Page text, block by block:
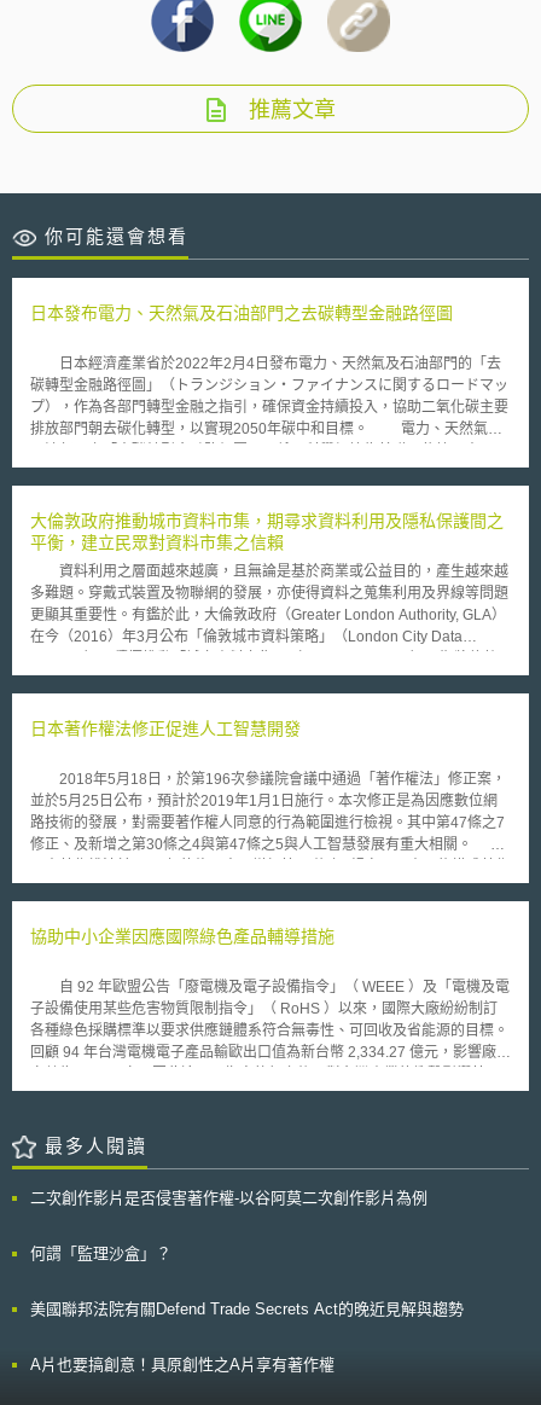
推薦文章
你可能還會想看
日本發布電力、天然氣及石油部門之去碳轉型金融路徑圖
日本經濟產業省於2022年2月4日發布電力、天然氣及石油部門的「去
碳轉型金融路徑圖」（トランジション・ファイナンスに関するロードマッ
プ），作為各部門轉型金融之指引，確保資金持續投入，協助二氧化碳主要
排放部門朝去碳化轉型，以實現2050年碳中和目標。 電力、天然氣及
電力、天然氣、石油部門之現況及相關政策規劃，導入現階段具可行性之技
定時間表，確保技術與各部門未來之發展能有助日本於2050年達成碳中和
目標。一方面於企業欲透過轉型金融取得資金時，指引企業針對其現行氣候
變遷對策進行檢討；另一方面，亦可協助金融機構審視企業於轉型融資時所
提出之轉型策略與措施，以判斷是否符合轉型金融之資格。各部門主要重點
如下： 電力：2020年開始導入轉型燃料（生質能、氫、氨與天然氣之混和
燃燒），並逐步淘汰傳統火力發電；2030年確立去碳燃料（純生質能、
氫、氨火力發電、再生能源等）相關技術，並推動商用化。 石油：2020年
製造技術、二氧化碳捕捉技術，於2030年達成商用化。 天然氣：2020年起
開發，並擴大建置都市天然氣管線、確保液化石油氣配送途徑等。
大倫敦政府推動城市資料市集，期尋求資料利用及隱私保護間之
平衡，建立民眾對資料市集之信賴
資料利用之層面越來越廣，且無論是基於商業或公益目的，產生越來越
多難題。穿戴式裝置及物聯網的發展，亦使得資料之蒐集利用及界線等問題
更顯其重要性。有鑑於此，大倫敦政府（Greater London Authority, GLA）
在今（2016）年3月公布「倫敦城市資料策略」（London City Data
打造成世界首屈一指的智慧城市。 增加大眾對資料市集之信賴並減少
的歐盟資料保護規範（GDPR）外，英國國內有關「開放銀行」（open
上述機制均為促使個人更容易掌握其個資被利用之狀況。 大倫敦政府
亦推動「倫敦資料交易」（London Data Exchange），大眾可利用此一機
制掌握其個資流向。其中有關建置新的數位符號（digital tokens of
proof），使民眾未來可利用此等符號證明符合特定資格，例如在道路受檢
時，毋須拿出駕照說明個人姓名、地址、出生年月日等資料，利用該等符
伴（Data Science Partnership）推動資料科學倫理架構（Framework for
料利用與法律和道德問題間尋求平衡。
日本著作權法修正促進人工智慧開發
2018年5月18日，於第196次參議院會議中通過「著作權法」修正案，
並於5月25日公布，預計於2019年1月1日施行。本次修正是為因應數位網
路技術的發展，對需要著作權人同意的行為範圍進行檢視。其中第47條之7
修正、及新增之第30條之4與第47條之5與人工智慧發展有重大相關。
權侵害之資料分析、機器學習行為(未經原作者同意複製、改作)，只要在必
涵蓋成果物的讓與行為，也就是如果公開販售學習完成的資料集或是人工智
修法中修正相關條文。 本次修正中，增加第30條之4規範於必要限度內
可利用他人著作物的行為，其中在同條第二款中認可第47條之5第1項第2款
之行為，也就是「利用電子計算機的情報解析及提供其結果」，亦可被認為
不違反著作權法，因而補上原本第47條之7的漏洞。 惟須注意的是，所
謂的必要限度還是有嚴格的比例限制，不能無限制使用。由於目前本次修正
協助中小企業因應國際綠色產品輔導措施
自 92 年歐盟公告「廢電機及電子設備指令」（ WEEE ）及「電機及電
子設備使用某些危害物質限制指令」（ RoHS ）以來，國際大廠紛紛制訂
各種綠色採購標準以要求供應鏈體系符合無毒性、可回收及省能源的目標。
回顧 94 年台灣電機電子產品輸歐出口值為新台幣 2,334.27 億元，影響廠商
鉅。 為協助國內中小企業因應歐盟 RoHS 指令之執行，經濟部中小企
要求所遭遇之問題，如：法規環境、客戶要求、管理制度、人力資源等，藉
由綠色供應鏈輔導，提升中小企業對綠色產品的認知，塑造優質而有效率的
已逐漸從資訊產品等 3C 大廠擴散到小型家電、玩具運動器材及電動工具等
材料與供應鏈體系，以及清查限用物質診斷、成立網路顧問團提供諮詢、綠
RoHS 指令的執行，及後續 EuP 、 REACH 、 … 等一連串綠色指令法規要
企業符合客戶綠色採購要求，將環保貿易障礙轉換成企業發展的新契機，開
最多人閱讀
二次創作影片是否侵害著作權-以谷阿莫二次創作影片為例
何謂「監理沙盒」？
美國聯邦法院有關Defend Trade Secrets Act的晚近見解與趨勢
A片也要搞創意！具原創性之A片享有著作權